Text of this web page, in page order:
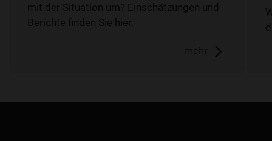
mit der Situation um? Einschätzungen und
Berichte finden Sie hier.
mehr